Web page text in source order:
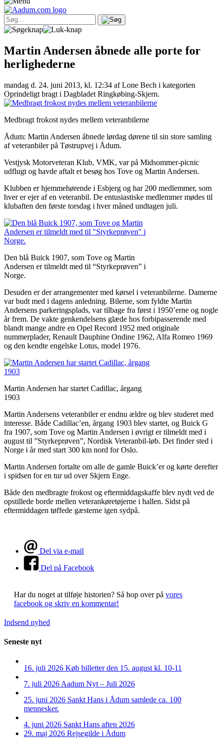
Martin Andersen åbnede alle porte for
herlighederne
mandag d. 24. juni 2013, kl. 12:34 af Lone Bech i kategorien
Oprindeligt bragt i Dagbladet Ringkøbing-Skjern.
Medbragt frokost nydes mellem veteranbilerne
Ådum: Martin Andersen åbnede lørdag dørene til sin store samling
af veteranbiler på Tøstrupvej i Ådum.
Vestjysk Motorveteran Klub, VMK, var på Midsommer-picnic
udflugt og havde aftalt et besøg hos Tove og Martin Andersen.
Klubben er hjemmehørende i Esbjerg og har 200 medlemmer, som
hver er ejer af en veteranbil. De entusiastiske medlemmer mødes til
klubaften den første torsdag i hver måned undtagen juli.
Den blå Buick 1907, som Tove og Martin
Andersen er tilmeldt med til “Styrkeprøven” i
Norge.
Desuden er der arrangementer med kørsel i veteranbilerne. Damerne
var budt med i dagens anledning. Bilerne, som fyldte Martin
Andersens parkeringsplads, var tilbage fra først i 1950’erne og nogle
år frem. De vakte genkendelsens glæde hos forbipasserende med
blandt mange andre en Opel Record 1952 med originale
nummerplader, Renault Dauphine Ondine 1962, Alfa Romeo 1969
og den kendte engelske Lotus, model 1976.
Martin Andersen har startet Cadillac, årgang
1903
Martin Andersens veteranbiler er endnu ældre og blev studeret med
interesse. Både Cadillac’en, årgang 1903 blev startet, og Buick G
fra 1907, som Tove og Martin Andersen i øvrigt er tilmeldt med i
august til ”Styrkeprøven”, Nordisk Veteranbil-løb. Det finder sted i
Norge i år med start 300 km nord for Oslo.
Martin Andersen fortalte om alle de gamle Buick’er og kørte derefter
i spidsen for en tur ud over Skjern Enge.
Både den medbragte frokost og eftermiddagskaffe blev nydt ved de
opstillede borde mellen veterankøretøjerne i hallen. Sidst på
eftermiddagen tøffede gæsterne igen sydpå.
Del via e-mail
Del på Facebook
Har du noget at tilføje historien? Så hop over på vores
facebook og skriv en kommentar!
Indsend nyhed
Seneste nyt
16. juli 2026 Køb billetter den 15. august kl. 10-11
7. juli 2026 Aadum Nyt – Juli 2026
25. juni 2026 Sankt Hans i Ådum samlede ca. 100
mennesker.
4. juni 2026 Sankt Hans aften 2026
29. maj 2026 Rejsegilde i Ådum